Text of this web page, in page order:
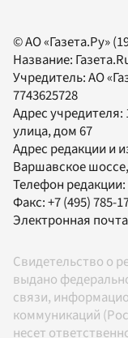
© АО «Газета.Ру»
Название:
Учредитель:АО
7743625728
Адрес учредителя:
улица, дом 67
Адрес редакции и
Варшавское
Телефон редакции:
Факс:+7 (495) 785-
Электронная
Свидетельство о
выдано
связи,
коммуникаций
несет